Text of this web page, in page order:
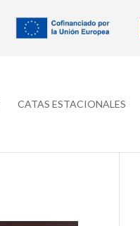
CATAS ESTACIONALES